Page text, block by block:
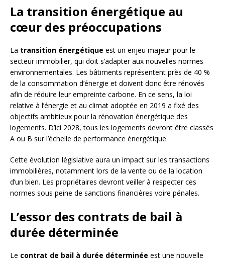
La transition énergétique au
cœur des préoccupations
La transition énergétique est un enjeu majeur pour le
secteur immobilier, qui doit s’adapter aux nouvelles normes
environnementales. Les bâtiments représentent près de 40 %
de la consommation d’énergie et doivent donc être rénovés
afin de réduire leur empreinte carbone. En ce sens, la loi
relative à l’énergie et au climat adoptée en 2019 a fixé des
objectifs ambitieux pour la rénovation énergétique des
logements. D’ici 2028, tous les logements devront être classés
A ou B sur l’échelle de performance énergétique.
Cette évolution législative aura un impact sur les transactions
immobilières, notamment lors de la vente ou de la location
d’un bien. Les propriétaires devront veiller à respecter ces
normes sous peine de sanctions financières voire pénales.
L’essor des contrats de bail à
durée déterminée
Le contrat de bail à durée déterminée est une nouvelle